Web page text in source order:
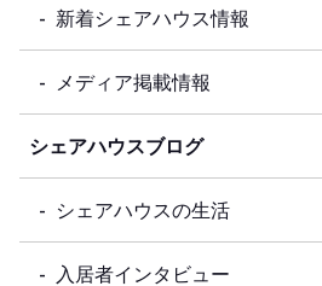
新着シェアハウス情報
メディア掲載情報
シェアハウスブログ
シェアハウスの生活
入居者インタビュー